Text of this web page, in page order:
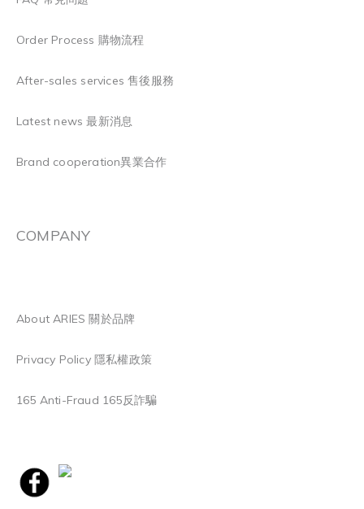
Order Process 購物流程
After-sales services 售後服務
Latest news 最新消息
Brand cooperation異業合作
COMPANY
About ARIES 關於品牌
Privacy Policy 隱私權政策
165 Anti-Fraud 165反詐騙